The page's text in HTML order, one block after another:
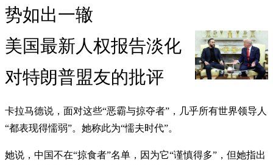
势如出一辙
美国最新人权报告淡化
对特朗普盟友的批评
卡拉马德说，面对这些“恶霸与掠夺者”，几乎所有世界领导人
“都表现得懦弱”。她称此为“懦夫时代”。
她说，中国不在“掠食者”名单，因为它“谨慎得多”，但她指出